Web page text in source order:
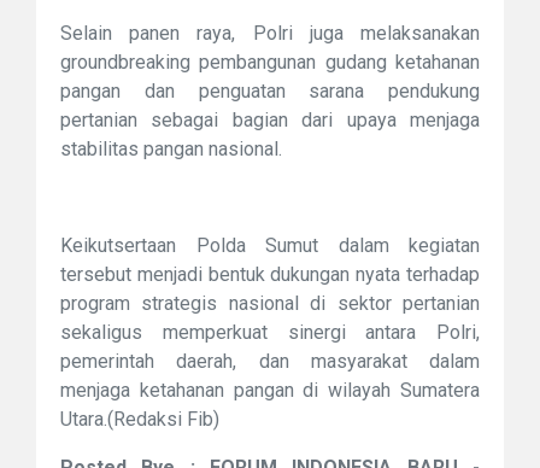
Selain panen raya, Polri juga melaksanakan
groundbreaking pembangunan gudang ketahanan
pangan dan penguatan sarana pendukung
pertanian sebagai bagian dari upaya menjaga
stabilitas pangan nasional.
Keikutsertaan Polda Sumut dalam kegiatan
tersebut menjadi bentuk dukungan nyata terhadap
program strategis nasional di sektor pertanian
sekaligus memperkuat sinergi antara Polri,
pemerintah daerah, dan masyarakat dalam
menjaga ketahanan pangan di wilayah Sumatera
Utara.(Redaksi Fib)